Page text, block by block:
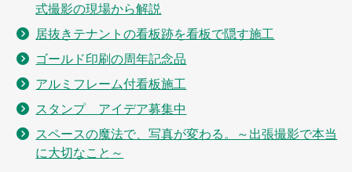
式撮影の現場から解説
居抜きテナントの看板跡を看板で隠す施工
ゴールド印刷の周年記念品
アルミフレーム付看板施工
スタンプ アイデア募集中
スペースの魔法で、写真が変わる。～出張撮影で本当
に大切なこと～